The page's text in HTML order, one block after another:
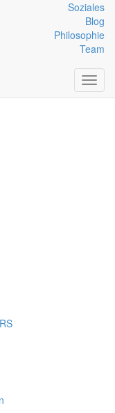
Soziales
Blog
Philosophie
Team
+43 664 64 664 23